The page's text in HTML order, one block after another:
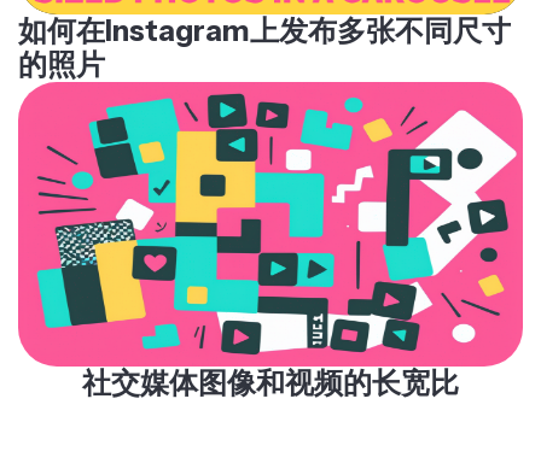
如何在Instagram上发布多张不同尺寸
的照片
社交媒体图像和视频的长宽比